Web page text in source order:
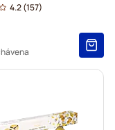
4.2(157)